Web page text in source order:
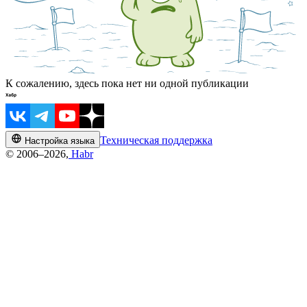
К сожалению, здесь пока нет ни одной публикации
Настройка языка Техническая поддержка
© 2006–2026, Habr